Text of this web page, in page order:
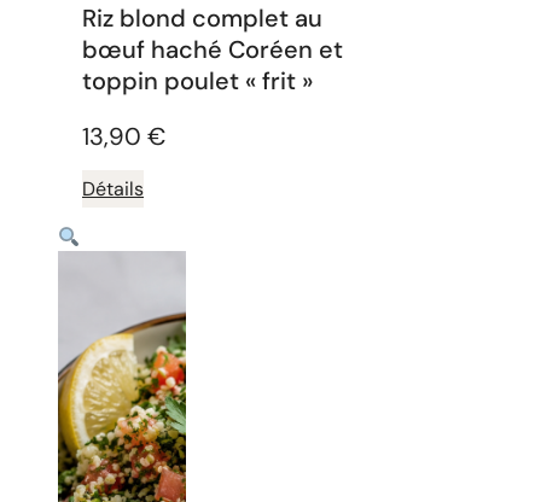
Riz blond complet au
bœuf haché Coréen et
toppin poulet « frit »
13,90 €
Détails